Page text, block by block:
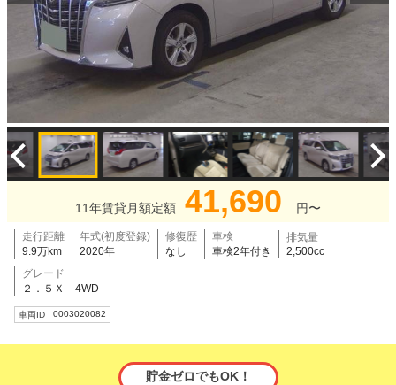
11年賃貸月額定額 41,690 円〜
走行距離
9.9万km
年式(初度登録)
2020年
修復歴
なし
車検
車検2年付き
排気量
2,500cc
グレード
２．５Ｘ 4WD
車両ID 0003020082
貯金ゼロでもOK！